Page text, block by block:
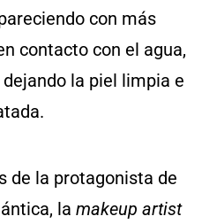
con más
contacto con el agua,
la piel limpia e
de la protagonista de
la makeup artist